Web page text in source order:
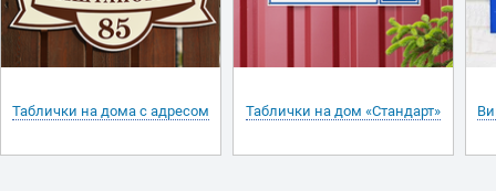
Таблички на дома с адресом Таблички на дом «Стандарт»